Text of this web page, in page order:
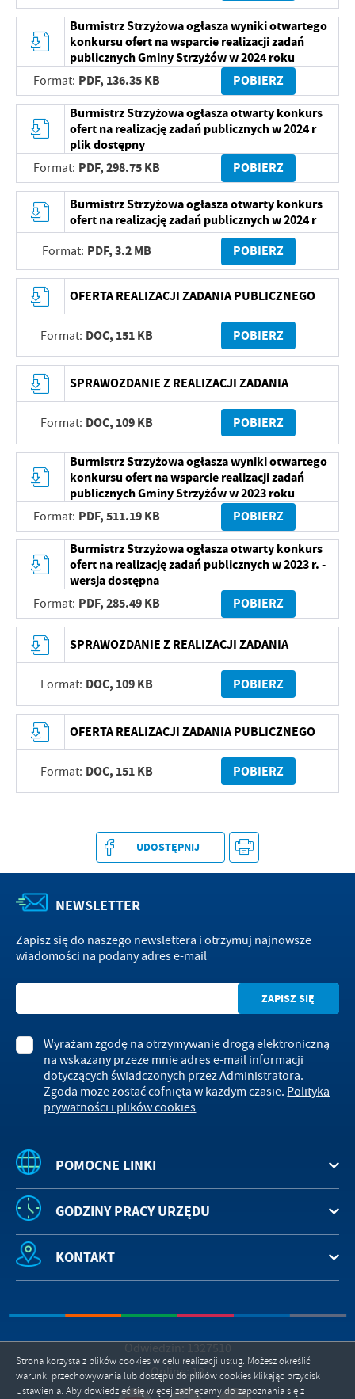
Burmistrz Strzyżowa ogłasza wyniki otwartego
konkursu ofert na wsparcie realizacji zadań
publicznych Gminy Strzyżów w 2024 roku
Format: PDF, 136.35 KB
POBIERZ
Burmistrz Strzyżowa ogłasza otwarty konkurs
ofert na realizację zadań publicznych w 2024 r
plik dostępny
Format: PDF,298.75 KB POBIERZ
Burmistrz Strzyżowa ogłasza otwarty konkurs
ofert na realizację zadań publicznych w 2024 r
Format: PDF,3.2 MB POBIERZ
OFERTA REALIZACJI ZADANIA PUBLICZNEGO
Format: DOC, 151 KB POBIERZ
SPRAWOZDANIE Z REALIZACJI ZADANIA
Format: DOC, 109 KB POBIERZ
Burmistrz Strzyżowa ogłasza wyniki otwartego
konkursu ofert na wsparcie realizacji zadań
publicznych Gminy Strzyżów w 2023 roku
Format: PDF,511.19 KB
POBIERZ
Burmistrz Strzyżowa ogłasza otwarty konkurs
ofert na realizację zadań publicznych w 2023 r. -
wersja dostępna
Format: PDF,285.49 KB POBIERZ
SPRAWOZDANIE Z REALIZACJI ZADANIA
Format: DOC, 109 KB POBIERZ
OFERTA REALIZACJI ZADANIA PUBLICZNEGO
Format: DOC, 151 KB POBIERZ
UDOSTĘPNIJ
POMOCNE LINKI
NEWSLETTER
Zapisz się do naszego newslettera i otrzymuj najnowsze
wiadomości na podany adres e-mail
Wyrażam zgodę na otrzymywanie drogą elektroniczną
na wskazany przeze mnie adres e-mail informacji
dotyczących świadczonych przez Administratora.
Zgoda może zostać cofnięta w każdym czasie. Polityka
prywatności i plików cookies
GODZINY PRACY URZĘDU
KONTAKT
Odwiedzin: 1327510
Online: 18
Strona korzysta z plików cookies w celu realizacji usług. Możesz określić
warunki przechowywania lub dostępu do plików cookies klikając przycisk
Ustawienia. Aby dowiedzieć się więcej zachęcamy do zapoznania się z